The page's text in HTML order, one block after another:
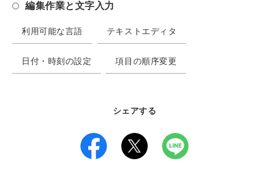
編集作業と文字入力
利用可能な言語 テキストエディタ
日付・時刻の設定 項目の順序変更
シェアする